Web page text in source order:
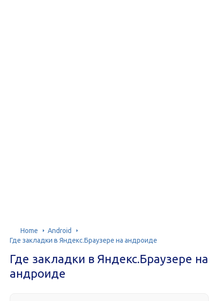
Home
Android
Где закладки в Яндекс.Браузере на андроиде
Где закладки в Яндекс.Браузере на
андроиде